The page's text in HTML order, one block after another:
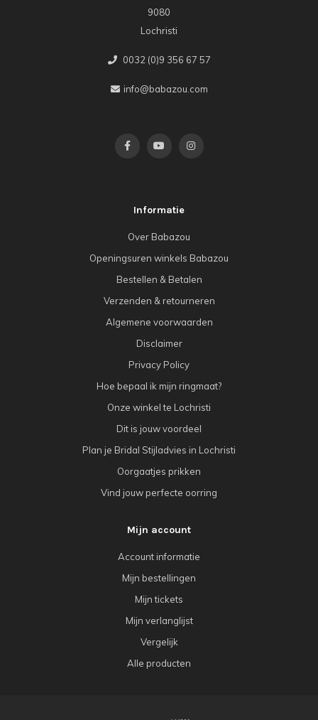
9080
Lochristi
0032 (0)9 356 67 57
info@babazou.com
Informatie
Over Babazou
Openingsuren winkels Babazou
Bestellen & Betalen
Verzenden & retourneren
Algemene voorwaarden
Disclaimer
Privacy Policy
Hoe bepaal ik mijn ringmaat?
Onze winkel te Lochristi
Dit is jouw voordeel
Plan je Bridal Stijladvies in Lochristi
Oorgaatjes prikken
Vind jouw perfecte oorring
Mijn account
Account informatie
Mijn bestellingen
Mijn tickets
Mijn verlanglijst
Vergelijk
Alle producten